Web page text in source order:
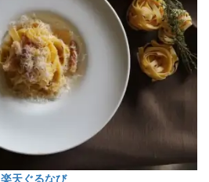
楽天ぐるなび